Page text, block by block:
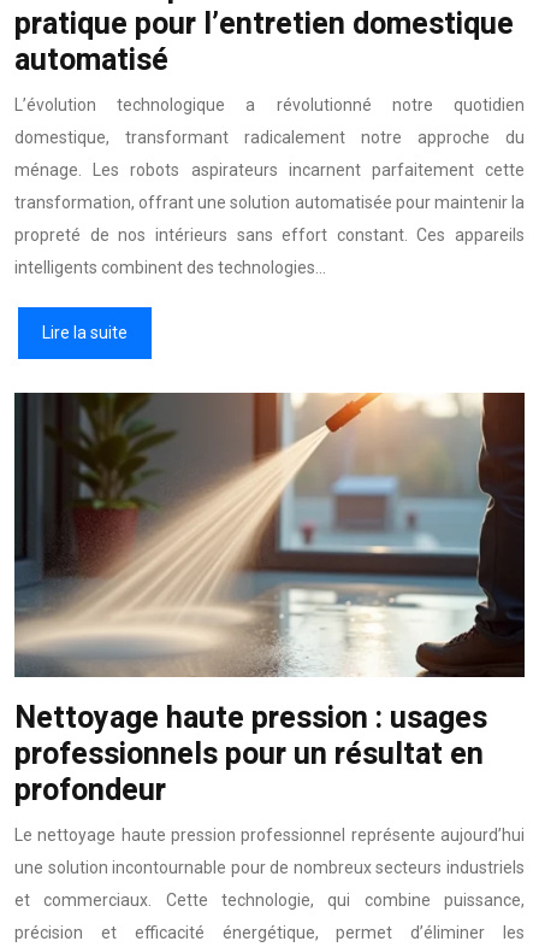
pratique pour l’entretien domestique
automatisé
L’évolution technologique a révolutionné notre quotidien
domestique, transformant radicalement notre approche du
ménage. Les robots aspirateurs incarnent parfaitement cette
transformation, offrant une solution automatisée pour maintenir la
propreté de nos intérieurs sans effort constant. Ces appareils
intelligents combinent des technologies…
Lire la suite
Nettoyage haute pression : usages
professionnels pour un résultat en
profondeur
Le nettoyage haute pression professionnel représente aujourd’hui
une solution incontournable pour de nombreux secteurs industriels
et commerciaux. Cette technologie, qui combine puissance,
précision et efficacité énergétique, permet d’éliminer les